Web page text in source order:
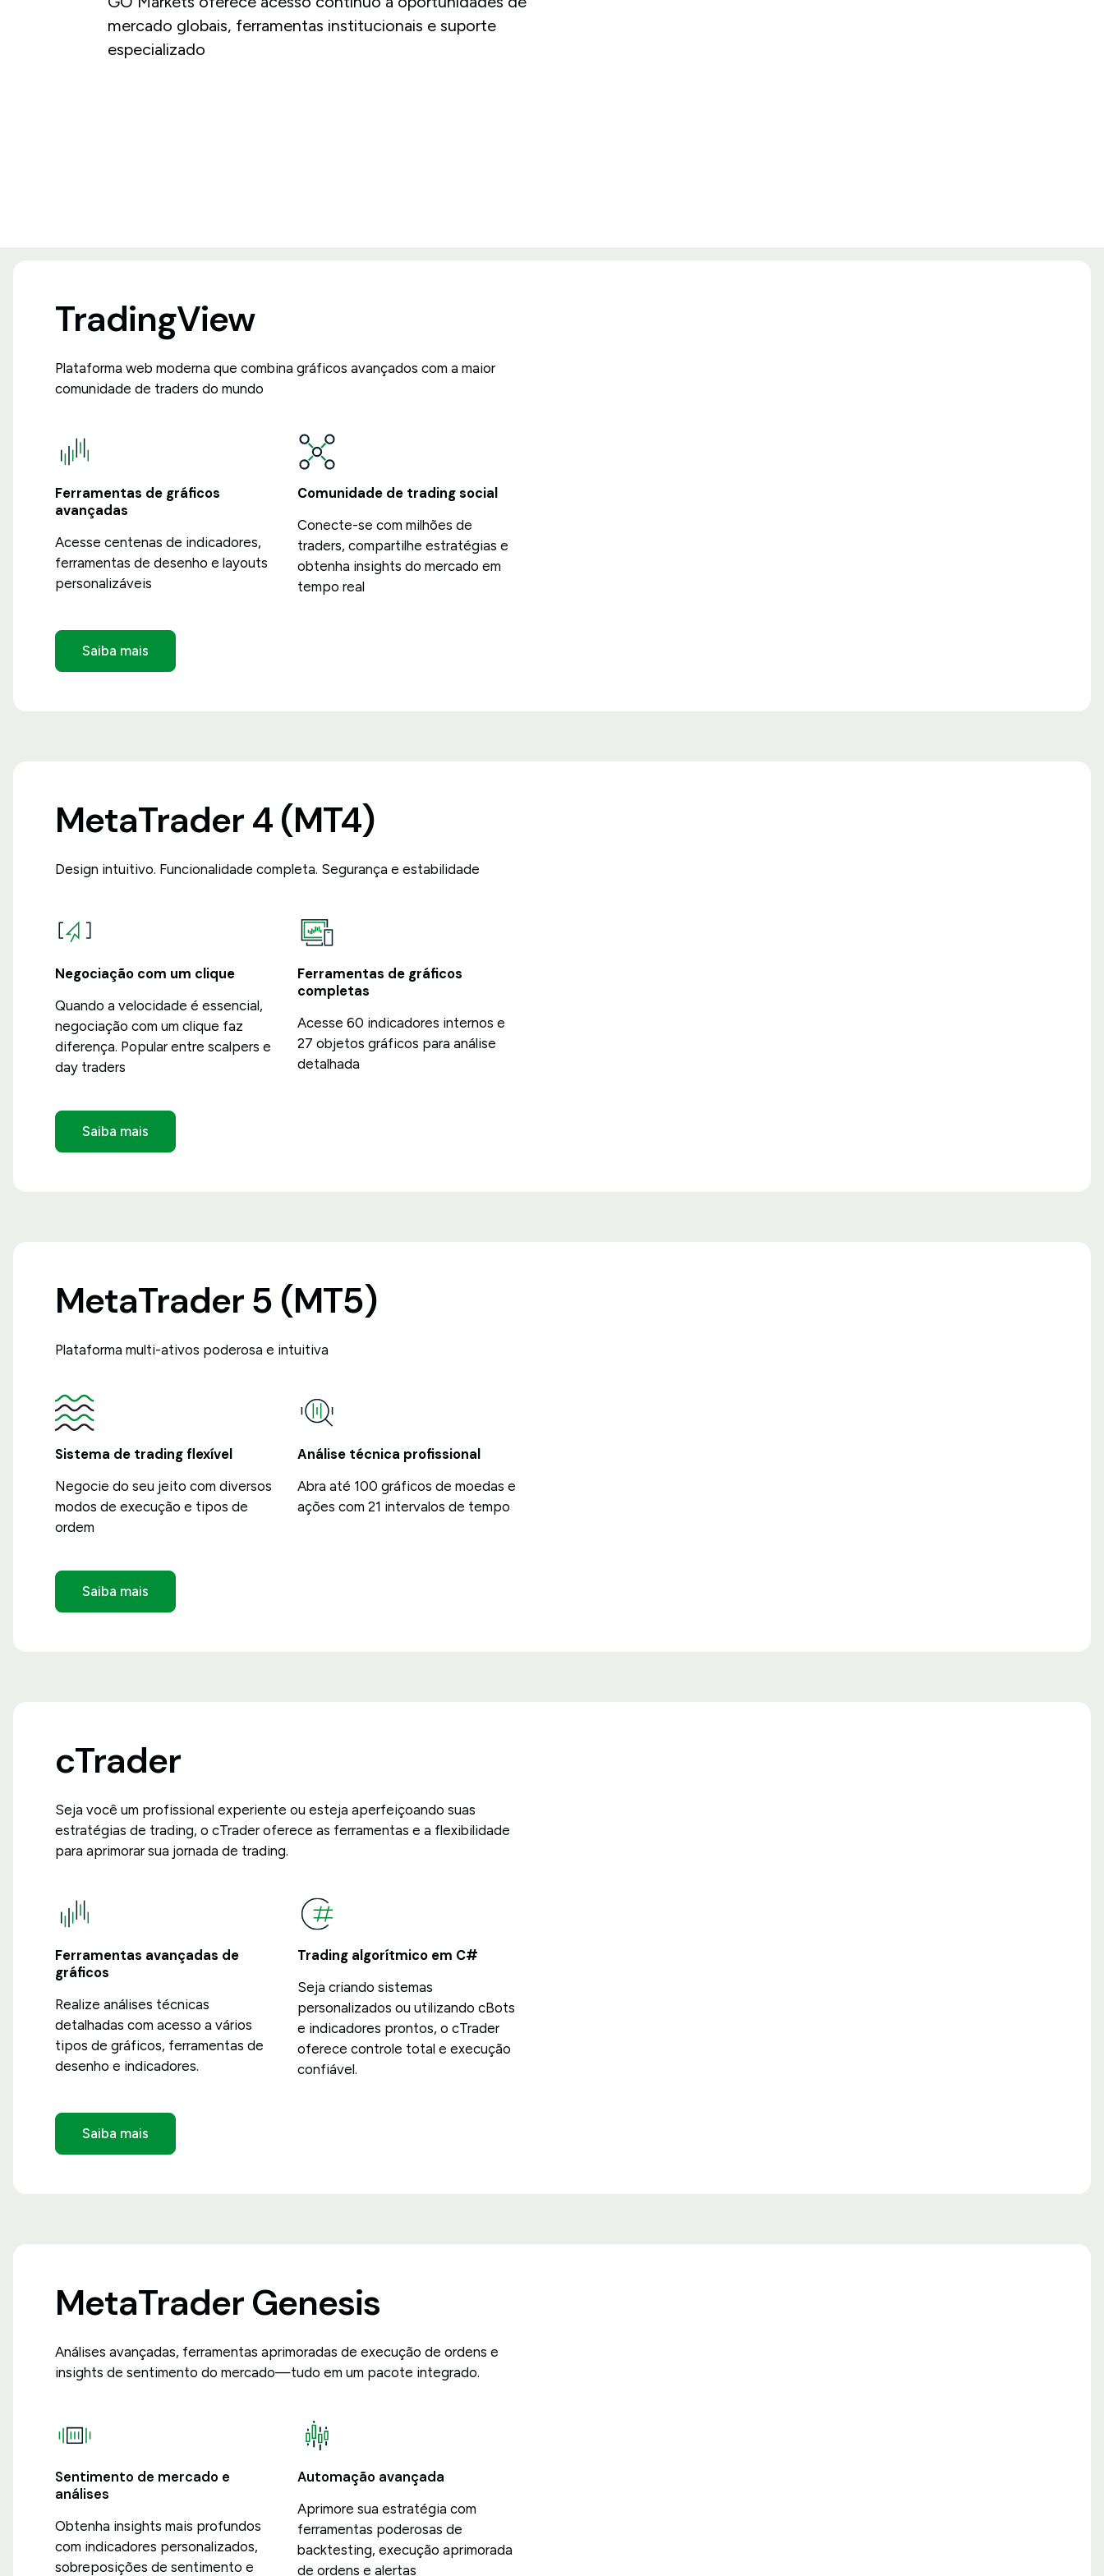
mercado globais, ferramentas institucionais e suporte
especializado
TradingView
Plataforma web moderna que combina gráficos avançados com a maior
comunidade de traders do mundo
Ferramentas de gráficos
avançadas
Acesse centenas de indicadores,
ferramentas de desenho e layouts
personalizáveis
Comunidade de trading social
Conecte-se com milhões de
traders, compartilhe estratégias e
obtenha insights do mercado em
tempo real
Saiba mais
MetaTrader 4 (MT4)
Design intuitivo. Funcionalidade completa. Segurança e estabilidade
Negociação com um clique
Quando a velocidade é essencial,
negociação com um clique faz
diferença. Popular entre scalpers e
day traders
Ferramentas de gráficos
completas
Acesse 60 indicadores internos e
27 objetos gráficos para análise
detalhada
Saiba mais
MetaTrader 5 (MT5)
Plataforma multi-ativos poderosa e intuitiva
Sistema de trading flexível
Negocie do seu jeito com diversos
modos de execução e tipos de
ordem
Análise técnica profissional
Abra até 100 gráficos de moedas e
ações com 21 intervalos de tempo
Saiba mais
cTrader
Seja você um profissional experiente ou esteja aperfeiçoando suas
estratégias de trading, o cTrader oferece as ferramentas e a flexibilidade
para aprimorar sua jornada de trading.
Ferramentas avançadas de
gráficos
Realize análises técnicas
detalhadas com acesso a vários
tipos de gráficos, ferramentas de
desenho e indicadores.
Trading algorítmico em C#
Seja criando sistemas
personalizados ou utilizando cBots
e indicadores prontos, o cTrader
oferece controle total e execução
confiável.
Saiba mais
MetaTrader Genesis
Análises avançadas, ferramentas aprimoradas de execução de ordens e
insights de sentimento do mercado—tudo em um pacote integrado.
Sentimento de mercado e
análises
Obtenha insights mais profundos
com indicadores personalizados,
sobreposições de sentimento e
Automação avançada
Aprimore sua estratégia com
ferramentas poderosas de
backtesting, execução aprimorada
de ordens e alertas